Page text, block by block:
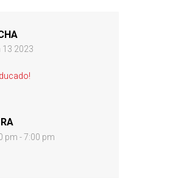
13 2023
pm - 7:00 pm